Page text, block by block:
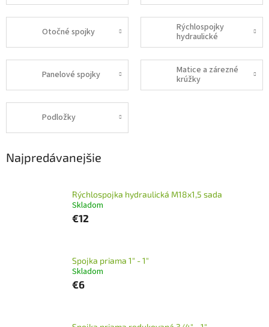
Otočné spojky
Rýchlospojky
hydraulické
Panelové spojky
Matice a zárezné
krúžky
Podložky
Najpredávanejšie
Rýchlospojka hydraulická M18x1,5 sada
Skladom
€12
Spojka priama 1" - 1"
Skladom
€6